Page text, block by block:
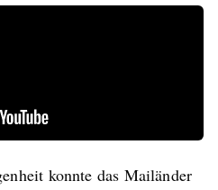
konnte das Mailänder